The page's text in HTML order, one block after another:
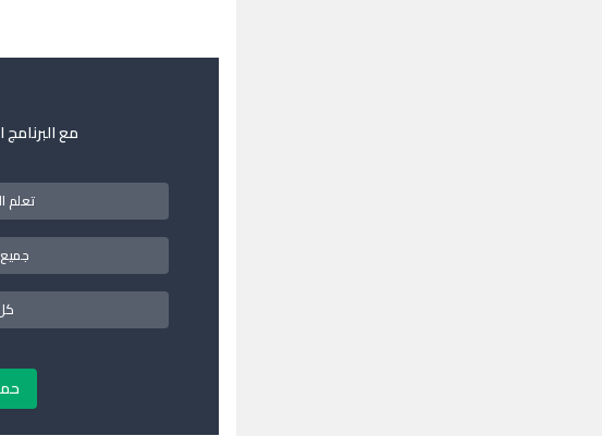
مع البرنامج
تعلم
كل درس